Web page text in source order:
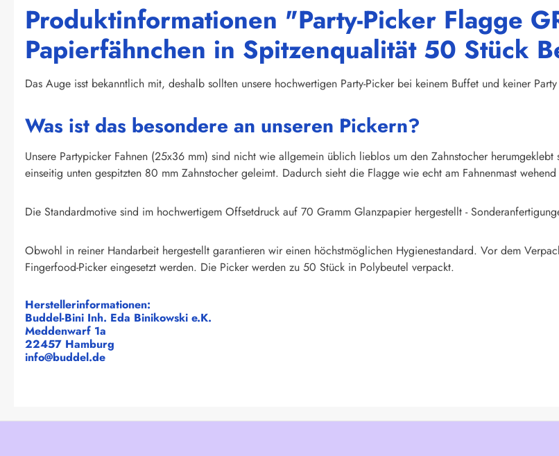
Produktinformationen "Party-Picker Flagge
Papierfähnchen in Spitzenqualität 50 Stück
Das Auge isst bekanntlich mit, deshalb sollten unsere hochwertigen Party-Picker bei keinem Buffet und keiner
Was ist das besondere an unseren Pickern?
Unsere Partypicker Fahnen (25x36 mm) sind nicht wie allgemein üblich lieblos um den Zahnstocher
einseitig unten gespitzten 80 mm Zahnstocher geleimt. Dadurch sieht die Flagge wie echt am Fahnenmast
Die Standardmotive sind im hochwertigem Offsetdruck auf 70 Gramm Glanzpapier hergestellt -
Obwohl in reiner Handarbeit hergestellt garantieren wir einen höchstmöglichen Hygienestandard. Vor dem
Fingerfood-Picker eingesetzt werden. Die Picker werden zu 50 Stück in Polybeutel verpackt.
Herstellerinformationen:
Buddel-Bini Inh. Eda Binikowski e.K.
Meddenwarf 1a
22457 Hamburg
info@buddel.de